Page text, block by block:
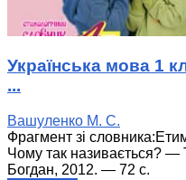
Українська мова 1
...
Вашуленко М. С.
Фрагмент зі
Чому так називається? —
Богдан, 2012. — 72 с.